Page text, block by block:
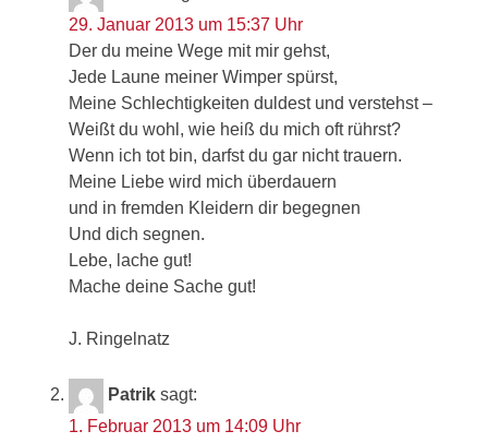
29. Januar 2013 um 15:37 Uhr
Der du meine Wege mit mir gehst,
Jede Laune meiner Wimper spürst,
Meine Schlechtigkeiten duldest und verstehst –
Weißt du wohl, wie heiß du mich oft rührst?
Wenn ich tot bin, darfst du gar nicht trauern.
Meine Liebe wird mich überdauern
und in fremden Kleidern dir begegnen
Und dich segnen.
Lebe, lache gut!
Mache deine Sache gut!
J. Ringelnatz
Patrik sagt:
1. Februar 2013 um 14:09 Uhr